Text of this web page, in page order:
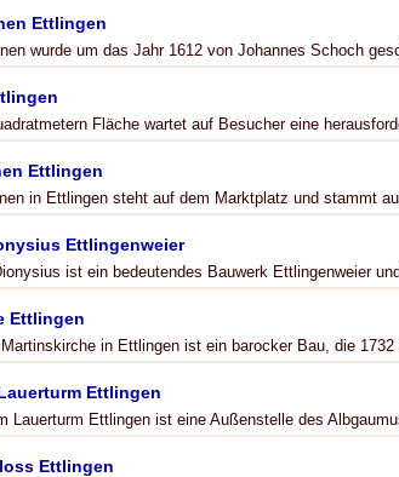
Ettlingen
wurde um das Jahr 1612 von Johannes Schoch
Fläche wartet auf Besucher eine
Ettlingen
in Ettlingen steht auf dem Marktplatz und stammt
Ettlingenweier
ist ein bedeutendes Bauwerk Ettlingenweier
Ettlingen
in Ettlingen ist ein barocker Bau, die 1732
Ettlingen
Lauerturm Ettlingen ist eine Außenstelle des
Ettlingen